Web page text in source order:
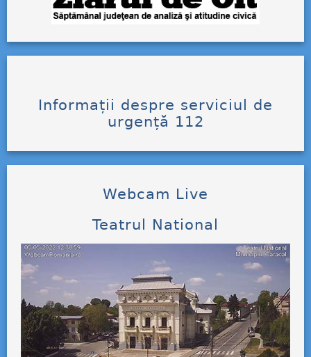
Informații despre serviciul de
urgență 112
Webcam Live
Teatrul National